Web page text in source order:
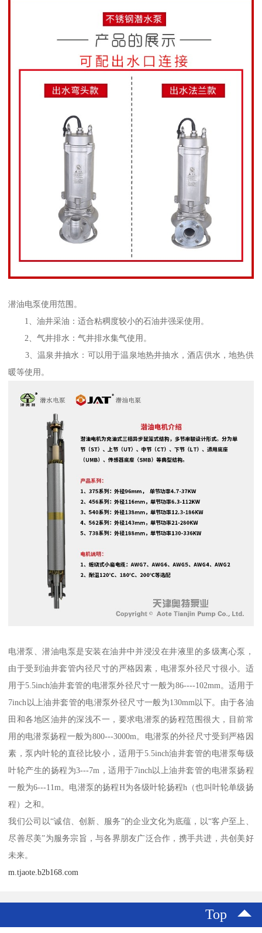
潜油电泵使用范围。
1、油井采油：适合粘稠度较小的石油井强采使用。
2、气井排水：气井排水集气使用。
3、温泉井抽水：可以用于温泉地热井抽水，酒店供水，地热供
暖等使用。
电潜泵、潜油电泵是安装在油井中并浸没在井液里的多级离心泵，
由于受到油井套管内径尺寸的严格因素，电潜泵外径尺寸很小。适
用于5.5inch油井套管的电潜泵外径尺寸一般为86----102mm。适用于
7inch以上油井套管的电潜泵外径尺寸一般为130mm以下。由于各油
田和各地区油井的深浅不一，要求电潜泵的扬程范围很大，目前常
用的电潜泵扬程一般为800---3000m。电潜泵的外径尺寸受到严格因
素，泵内叶轮的直径比较小，适用于5.5inch油井套管的电潜泵每级
叶轮产生的扬程为3---7m，适用于7inch以上油井套管的电潜泵扬程
一般为6---11m。电潜泵的扬程H为各级叶轮扬程h（也叫叶轮单级扬
程）之和。
我们公司以“诚信、创新、服务”的企业文化为底蕴，以“客户至上、
尽善尽美”为服务宗旨，与各界朋友广泛合作，携手共进，共创美好
未来。
m.tjaote.b2b168.com
Top